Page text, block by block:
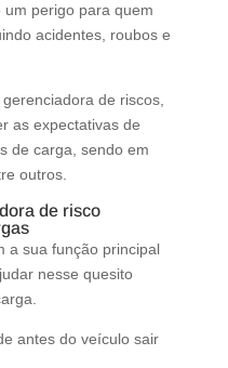
perigo para quem
acidentes, roubos e
de riscos,
as expectativas de
de carga, sendo em
outros.
de risco
a sua função principal
nesse quesito
antes do veículo sair